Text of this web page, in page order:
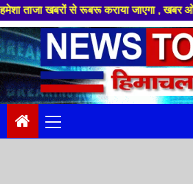
रूबरू कराया जाएगा , खबर ओर विज्ञापन
Skip
to
content
Menu